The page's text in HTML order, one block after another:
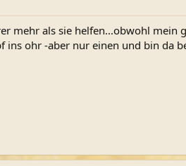
mehr als sie helfen...obwohl mein
ins ohr -aber nur einen und bin da